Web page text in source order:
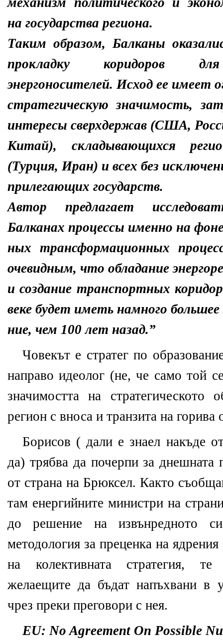
на государства региона.
Таким образом, Балканы
прокладку коридоров
энергоносителей. Исход ее имеет
стратегическую значимость,
интересы сверхдержав (США,
Китай), складывающихся
(Турция, Иран) и всех без
прилегающих государств.
Автор предлагает
Балканах процессы именно на
ных трансформационных
очевидным, что обладание
и создание транспортных
веке будет иметь намного большее
ние, чем 100 лет назад.”
Човекът е стратег по
направо идеолог (не, че само той
значимостта на стратегическото
регион с вноса и транзита на горива
Борисов ( дали е знаел накъде
да) трябва да почерпи за днешната
от страна на Брюксел. Както
там енергийните министри на
до решение на извънредното
методология за преценка на
на колективната стратегия, те
желаещите да бъдат напъхвани в
чрез преки преговори с нея.
EU: No Agreement On Possible